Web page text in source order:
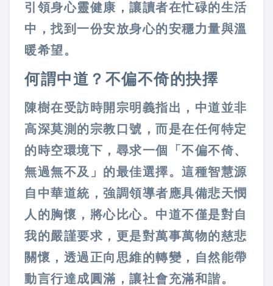
引領身心靈健康，讓讀者在忙碌的生活
中，找到一份安放身心的安穩力量與溫
暖希望。
何謂中道？不偏不倚的抉擇
陳樹在受訪時開宗明義指出，中道並非
高深莫測的宗教口號，而是在任何特定
的時空環境下，尋求一個「不偏不倚、
無過無不及」的最佳選擇。這種智慧源
自中華道統，強調領導者應具備悲天憫
人的胸懷，將心比心。中道不僅是對自
我的嚴謹要求，更是對萬事萬物的慈悲
關懷，透過正向思維的轉變，自然能帶
動言行達成圓滿，讓社會充滿和諧。